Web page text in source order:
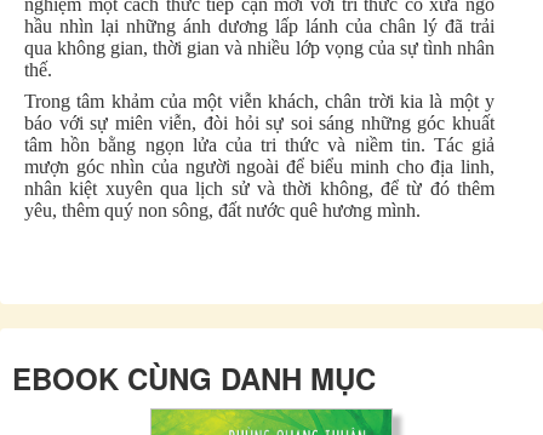
hầu nhìn lại những ánh dương lấp lánh của chân lý đã trải
qua không gian, thời gian và nhiều lớp vọng của sự tình nhân
thế.
Trong tâm khảm của một viễn khách, chân trời kia là một y
báo với sự miên viễn, đòi hỏi sự soi sáng những góc khuất
tâm hồn bằng ngọn lửa của tri thức và niềm tin. Tác giả
mượn góc nhìn của người ngoài để biểu minh cho địa linh,
nhân kiệt xuyên qua lịch sử và thời không, để từ đó thêm
yêu, thêm quý non sông, đất nước quê hương mình.
EBOOK CÙNG DANH MỤC